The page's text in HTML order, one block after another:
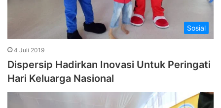
Sosial
4 Juli 2019
Dispersip Hadirkan Inovasi Untuk Peringati
Hari Keluarga Nasional